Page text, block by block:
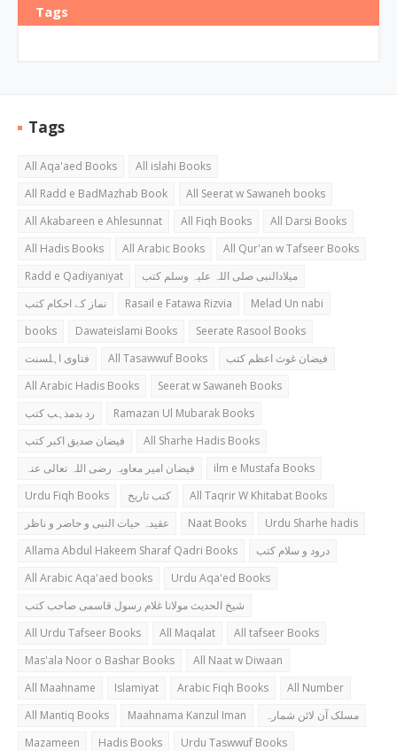
Tags
Tags
All Aqa'aed Books
All islahi Books
All Radd e BadMazhab Book
All Seerat w Sawaneh books
All Akabareen e Ahlesunnat
All Fiqh Books
All Darsi Books
All Hadis Books
All Arabic Books
All Qur'an w Tafseer Books
Radd e Qadiyaniyat
میلادالنبی صلی اللہ علیہ وسلم کتب
نماز کے احکام کتب
Rasail e Fatawa Rizvia
Melad Un nabi
books
Dawateislami Books
Seerate Rasool Books
فتاوی اہلسنت
All Tasawwuf Books
فیضان غوث اعظم کتب
All Arabic Hadis Books
Seerat w Sawaneh Books
رد بدمذہب کتب
Ramazan Ul Mubarak Books
فیضان صدیق اکبر کتب
All Sharhe Hadis Books
فیضان امیر معاویہ رضی اللہ تعالی عنہ
ilm e Mustafa Books
Urdu Fiqh Books
کتب تاریخ
All Taqrir W Khitabat Books
عقیدہ حیات النبی و حاضر و ناظر
Naat Books
Urdu Sharhe hadis
Allama Abdul Hakeem Sharaf Qadri Books
درود و سلام کتب
All Arabic Aqa'aed books
Urdu Aqa'ed Books
شیخ الحدیث مولانا غلام رسول قاسمی صاحب کتب
All Urdu Tafseer Books
All Maqalat
All tafseer Books
Mas'ala Noor o Bashar Books
All Naat w Diwaan
All Maahname
Islamiyat Arabic Fiqh Books
All Number
All Mantiq Books
Maahnama Kanzul Iman
مسلک آن لائن شمارہ
Mazameen
Hadis Books
Urdu Taswwuf Books